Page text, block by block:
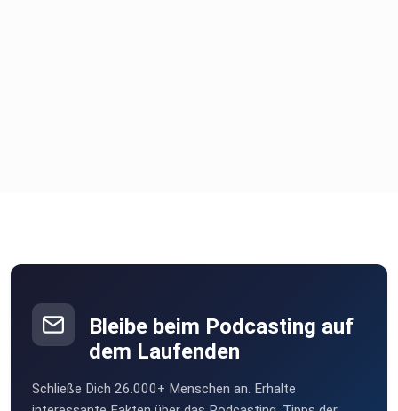
Bleibe beim Podcasting auf
dem Laufenden
Schließe Dich 26.000+ Menschen an. Erhalte